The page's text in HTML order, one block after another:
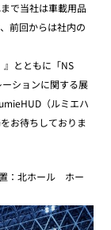
で当社は車載用品
前回からは社内の
とともに「NS
ションに関する展
（ルミエハ
お待ちしておりま
：北ホール ホー